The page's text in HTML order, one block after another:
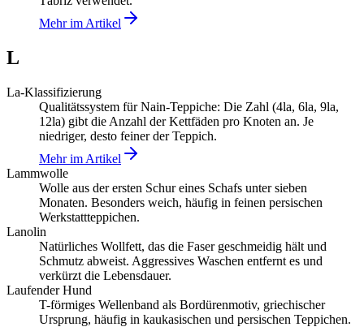
Mehr im Artikel
L
La-Klassifizierung
Qualitätssystem für Nain-Teppiche: Die Zahl (4la, 6la, 9la,
12la) gibt die Anzahl der Kettfäden pro Knoten an. Je
niedriger, desto feiner der Teppich.
Mehr im Artikel
Lammwolle
Wolle aus der ersten Schur eines Schafs unter sieben
Monaten. Besonders weich, häufig in feinen persischen
Werkstattteppichen.
Lanolin
Natürliches Wollfett, das die Faser geschmeidig hält und
Schmutz abweist. Aggressives Waschen entfernt es und
verkürzt die Lebensdauer.
Laufender Hund
T-förmiges Wellenband als Bordürenmotiv, griechischer
Ursprung, häufig in kaukasischen und persischen Teppichen.